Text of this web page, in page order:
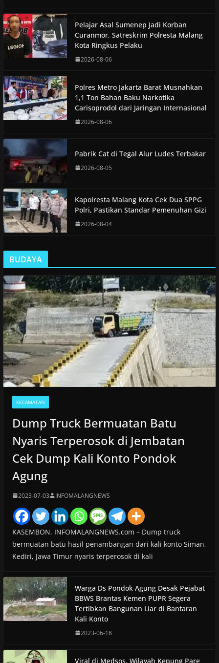
Pelajar Asal Sumenep Jadi Korban
Curanmor, Satreskrim Polresta Malang
Kota Ringkus Pelaku
2026-08-06
Polres Metro Jakarta Barat Musnahkan
1,1 Ton Bahan Baku Narkotika
Carisoprodol dari Jaringan Internasional
2026-08-06
Pabrik Cat di Tegal Alur Ludes Terbakar
2026-08-05
Kapolresta Malang Kota Cek Dua SPPG
Polri, Pastikan Standar Pemenuhan Gizi
2026-08-04
BUDAYA
KECAMATAN
Dump Truck Bermuatan Batu
Nyaris Terperosok di Jembatan
Cek Dump Kali Konto Pondok
Agung
2023-07-03 INFOMALANGNEWS
KASEMBON, INFOMALANGNEWS.com – Dump truck
bermuatan batu hasil penambangan dari kali konto Siman,
Kediri, Jawa Timur nyaris terperosok di kali
Warga Ds Pondok Agung Desak Pejabat
BBWS Brantas Kemen PUPR Segera
Tertibkan Bangunan Liar di Bantaran
Kali Konto
2023-06-18
Viral di Medsos, Wilayah Kepung Pare